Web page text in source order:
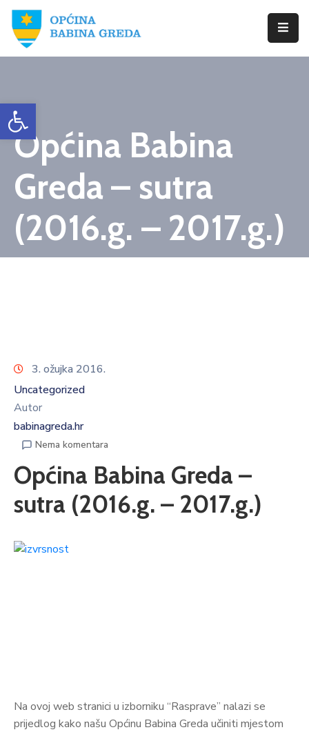
Open toolbar
Početna
Greda
Istražite
Novosti
Dokumenti
Izbori
Općina Babina
Greda – sutra
(2016.g. – 2017.g.)
3. ožujka 2016.
Uncategorized
Autor
babinagreda.hr
Nema komentara
Općina Babina Greda –
sutra (2016.g. – 2017.g.)
Na ovoj web stranici u izborniku “Rasprave” nalazi se
prijedlog kako našu Općinu Babina Greda učiniti mjestom